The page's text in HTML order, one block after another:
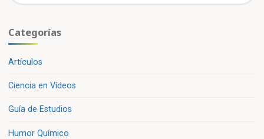
Navidad»
Categorías
Artículos
Ciencia en Vídeos
Guía de Estudios
Humor Químico